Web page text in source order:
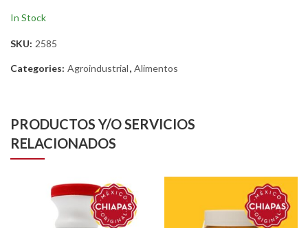
In Stock
SKU: 2585
Categories: Agroindustrial, Alimentos
PRODUCTOS Y/O SERVICIOS
RELACIONADOS